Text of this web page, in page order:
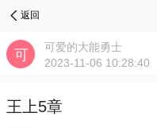
返回
可爱的大能勇士
2023-11-06 10:28:40
王上5章